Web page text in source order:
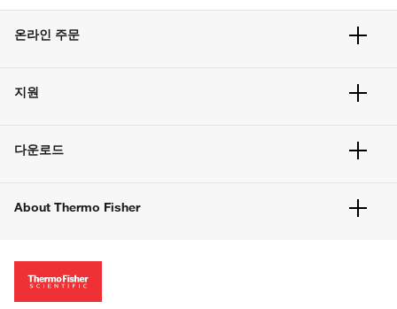
온라인 주문
주문 방법
벌크 주문
지원
고객 센터
웹사이트 개선사항
다운로드
About Thermo Fisher
투자자